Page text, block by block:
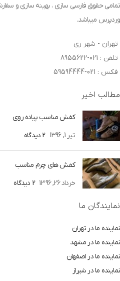
تمامی حقوق فارسی سازی ، بهینه سازی و
وردپرس میباشد.
تهران - شهر ری
تلفن : 021-8955622
فکس : 021-59594444
مطالب اخیر
کفش مناسب پیاده روی
تیر 1, 1396
2 دیدگاه
کفش های چرم مناسب
خرداد 26, 1396
2 دیدگاه
نمایندگان ما
نماینده ما در تهران
نماینده ما در مشهد
نماینده ما در اصفهان
نماینده ما در شیراز